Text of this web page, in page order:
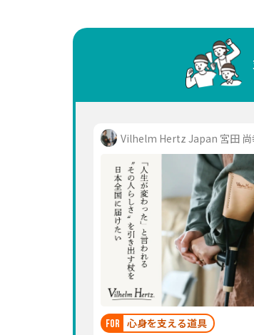
中国
四国
九州
Vilhelm Hertz Japan 宮田 尚
FOR 心身を支える道具